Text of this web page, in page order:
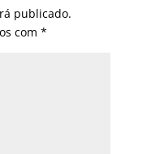
publicado.
com *